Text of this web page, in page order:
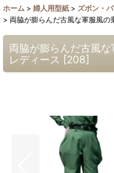
ホーム > 婦人用型紙 > ズボン・
> 両脇が膨らんだ古風な軍服風
両脇が膨らんだ古風
レディース [208]